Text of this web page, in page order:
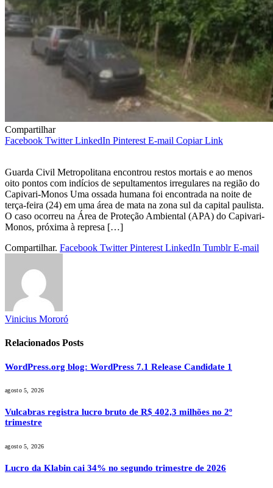
Compartilhar
Facebook Twitter LinkedIn Pinterest E-mail Copiar Link
Guarda Civil Metropolitana encontrou restos mortais e ao menos
oito pontos com indícios de sepultamentos irregulares na região do
Capivari-Monos Uma ossada humana foi encontrada na noite de
terça-feira (24) em uma área de mata na zona sul da capital paulista.
O caso ocorreu na Área de Proteção Ambiental (APA) do Capivari-
Monos, próxima à represa […]
Compartilhar. Facebook Twitter Pinterest LinkedIn Tumblr E-mail
Vinicius Mororó
Relacionados Posts
WordPress.org blog: WordPress 7.1 Release Candidate 1
agosto 5, 2026
Vulcabras registra lucro bruto de R$ 402,3 milhões no 2º
trimestre
agosto 5, 2026
Lucro da Klabin cai 34% no segundo trimestre de 2026